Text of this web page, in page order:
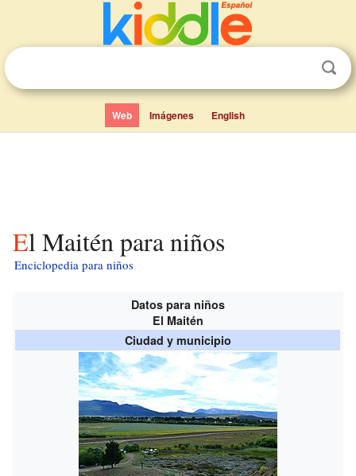
Web Imágenes English
El Maitén para niños
Enciclopedia para niños
Datos para niños
El Maitén
Ciudad y municipio